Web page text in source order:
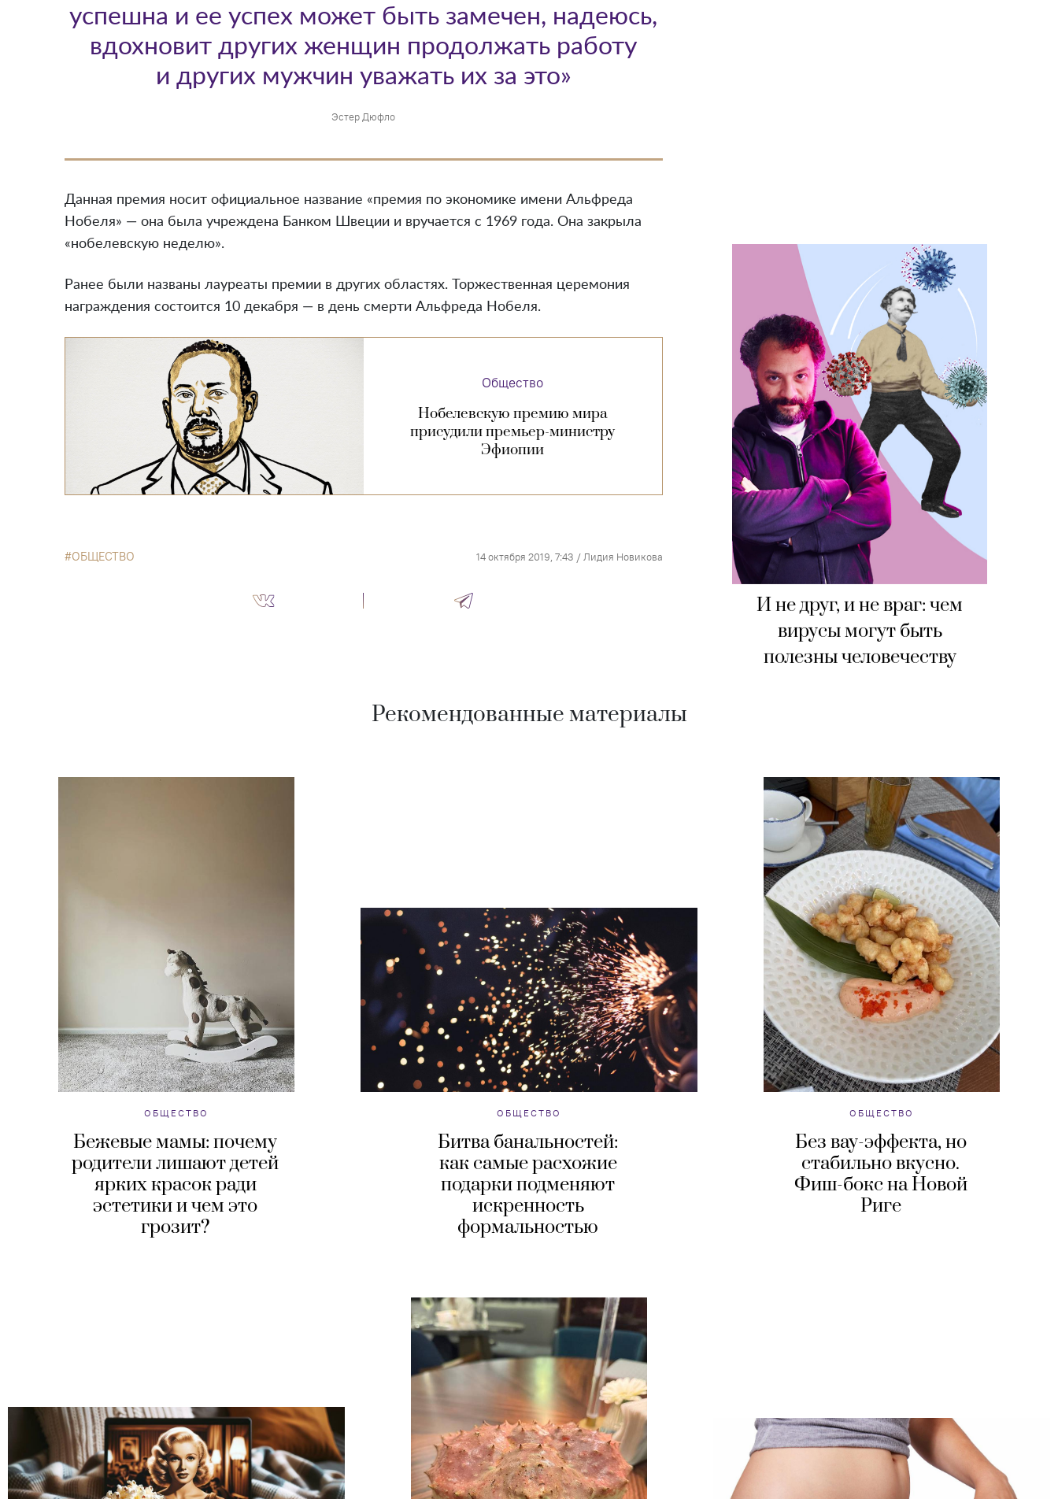
И не друг, и не враг: чем
вирусы могут быть
полезны человечеству
Эстер Дюфло
успешна и ее успех может быть замечен, надеюсь,
вдохновит других женщин продолжать работу
и других мужчин уважать их за это»
Данная премия носит официальное название «премия по экономике имени Альфреда
Нобеля» — она была учреждена Банком Швеции и вручается с 1969 года. Она закрыла
«нобелевскую неделю».
Ранее были названы лауреаты премии в других областях. Торжественная церемония
награждения состоится 10 декабря — в день смерти Альфреда Нобеля.
Общество
Нобелевскую премию мира
присудили премьер-министру
Эфиопии
ОБЩЕСТВО 14 октября 2019, 7:43 / Лидия Новикова
Рекомендованные материалы
ОБЩЕСТВО
Бежевые мамы: почему
родители лишают детей
ярких красок ради
эстетики и чем это
грозит?
ОБЩЕСТВО
Битва банальностей:
как самые расхожие
подарки подменяют
искренность
формальностью
ОБЩЕСТВО
Без вау-эффекта, но
стабильно вкусно.
Фиш-бокс на Новой
Риге